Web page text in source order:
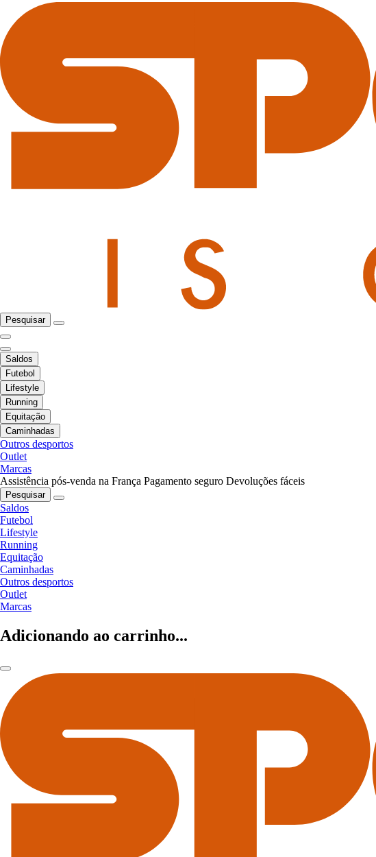
Pesquisar
Saldos
Futebol
Lifestyle
Running
Equitação
Caminhadas
Outros desportos
Outlet
Marcas
Assistência pós-venda na França Pagamento seguro Devoluções fáceis
Pesquisar
Saldos
Futebol
Lifestyle
Running
Equitação
Caminhadas
Outros desportos
Outlet
Marcas
Adicionando ao carrinho...